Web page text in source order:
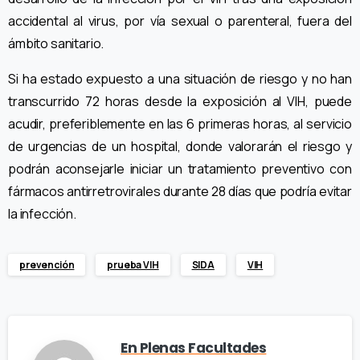
accidental al virus, por vía sexual o parenteral, fuera del
ámbito sanitario.
Si ha estado expuesto a una situación de riesgo y no han
transcurrido 72 horas desde la exposición al VIH, puede
acudir, preferiblemente en las 6 primeras horas, al servicio
de urgencias de un hospital, donde valorarán el riesgo y
podrán aconsejarle iniciar un tratamiento preventivo con
fármacos antirretrovirales durante 28 días que podría evitar
la infección.
prevención prueba VIH SIDA VIH
En Plenas Facultades